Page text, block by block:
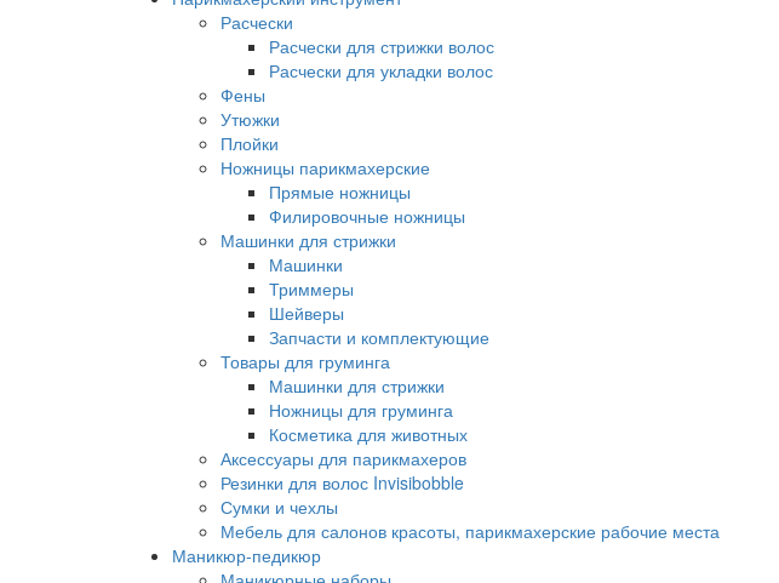
Расчески
Расчески для стрижки волос
Расчески для укладки волос
Фены
Утюжки
Плойки
Ножницы парикмахерские
Прямые ножницы
Филировочные ножницы
Машинки для стрижки
Машинки
Триммеры
Шейверы
Запчасти и комплектующие
Товары для груминга
Машинки для стрижки
Ножницы для груминга
Косметика для животных
Аксессуары для парикмахеров
Резинки для волос Invisibobble
Сумки и чехлы
Мебель для салонов красоты, парикмахерские рабочие места
Маникюр-педикюр